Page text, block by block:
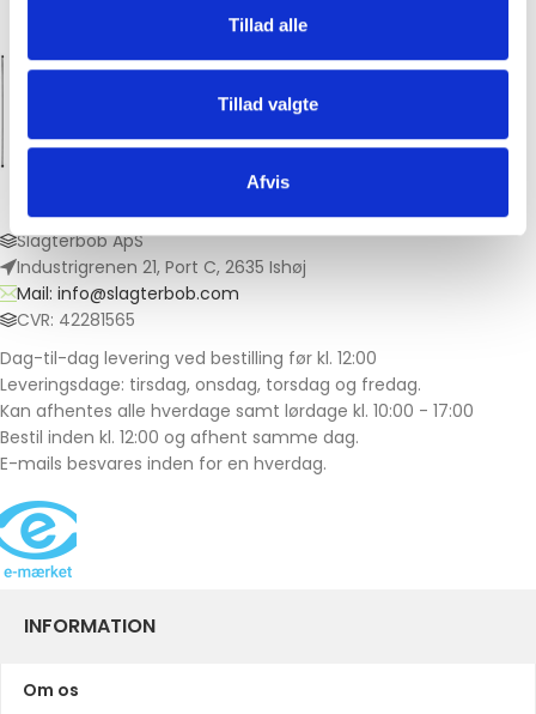
Tillad alle
Tillad valgte
Afvis
Hos Slagter Bob får du premium kød til
Slagterbob ApS
Industrigrenen 21, Port C, 2635 Ishøj
Mail: info@slagterbob.com
CVR: 42281565
Dag-til-dag levering ved bestilling før kl. 12:00
Leveringsdage: tirsdag, onsdag, torsdag og fredag.
Kan afhentes alle hverdage samt lørdage kl. 10:00 - 17:00
Bestil inden kl. 12:00 og afhent samme dag.
E-mails besvares inden for en hverdag.
INFORMATION
Om os